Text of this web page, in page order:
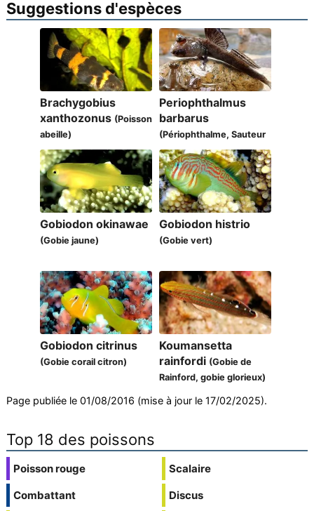
Suggestions d'espèces
Brachygobius
xanthozonus (Poisson
abeille)
Periophthalmus
barbarus
(Périophthalme, Sauteur
de vase Atlantique)
Gobiodon okinawae
(Gobie jaune)
Gobiodon histrio
(Gobie vert)
Gobiodon citrinus
(Gobie corail citron)
Koumansetta
rainfordi (Gobie de
Rainford, gobie glorieux)
Page publiée le 01/08/2016 (mise à jour le 17/02/2025).
Top 18 des poissons
Poisson rouge
Combattant
Scalaire
Discus